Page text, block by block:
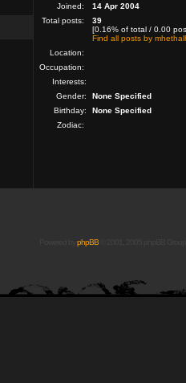
Joined:
14 Apr 2004
Total posts:
39
[0.16% of total / 0.00
Find all posts by
Location:
Occupation:
Interests:
Gender:
None Specified
Birthday:
None Specified
Zodiac:
phpBB© 2001, 2005 phpBB Group